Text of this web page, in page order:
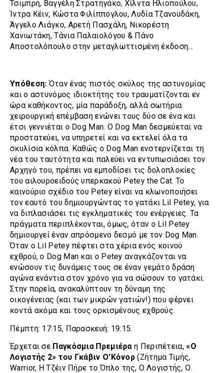
Τσιμπρή, Βαγγέλη Στρατηγάκο, Χίλντα Ηλιοπούλου,
Ίντρα Κέιν, Κώστα Φιλίππογλου, Λυδία Τζανουδάκη,
Άγγελο Λιάγκο, Αρετή Πασχάλη, Νικορέστη
Χανιωτάκη, Τάνια Παλαιολόγου & Πάνο
Αποστολόπουλο στην μεταγλωττισμένη έκδοση…
Υπόθεση:Όταν ένας πιστός σκύλος της αστυνομίας
και ο αστυνόμος ιδιοκτήτης του τραυματίζονται εν
ώρα καθήκοντος, μία παράδοξη, αλλά σωτήρια
χειρουργική επέμβαση ενώνει τους δύο σε ένα και
έτσι γεννιέται ο Dog Man. Ο Dog Man δεσμεύεται να
προστατεύει, να υπηρετεί και να εκτελεί όλα τα
σκυλίσια κόλπα. Καθώς ο Dog Man ενστερνίζεται τη
νέα του ταυτότητα και παλεύει να εντυπωσιάσει τον
Αρχηγό του, πρέπει να εμποδίσει τις δολοπλοκίες
του αιλουροειδούς υπερκακού Petey the Cat. Το
καινούριο σχέδιο του Petey είναι να κλωνοποιήσει
τον εαυτό του δημιουργώντας το γατάκι Lil Petey, για
να διπλασιάσει τις εγκληματικές του ενέργειες. Τα
πράγματα περιπλέκονται, όμως, όταν ο Lil Petey
δημιουργεί έναν απρόσμενο δεσμό με τον Dog Man.
Όταν ο Lil Petey πέφτει στα χέρια ενός κοινού
εχθρού, ο Dog Man και ο Petey αναγκάζονται να
ενώσουν τις δυνάμεις τους σε έναν γεμάτο δράση
αγώνα ενάντια στον χρόνο για να σώσουν το γατάκι.
Στην πορεία, ανακαλύπτουν τη δύναμη της
οικογένειας (και των μικρών γατιών!) που φέρνει
κοντά ακόμα και τους ορκισμένους εχθρούς.
Πέμπτη: 17:15, Παρασκευή: 19:15.
Έρχεται σε Παγκόσμια Πρεμιέραη Περιπέτεια,«Ο
Λογιστής 2» του Γκάβιν Ο’Κόνορ (Ζήτημα Τιμής,
Warrior, Η Τζέιν Πήρε το Όπλο της, Ο Λογιστής, Ο